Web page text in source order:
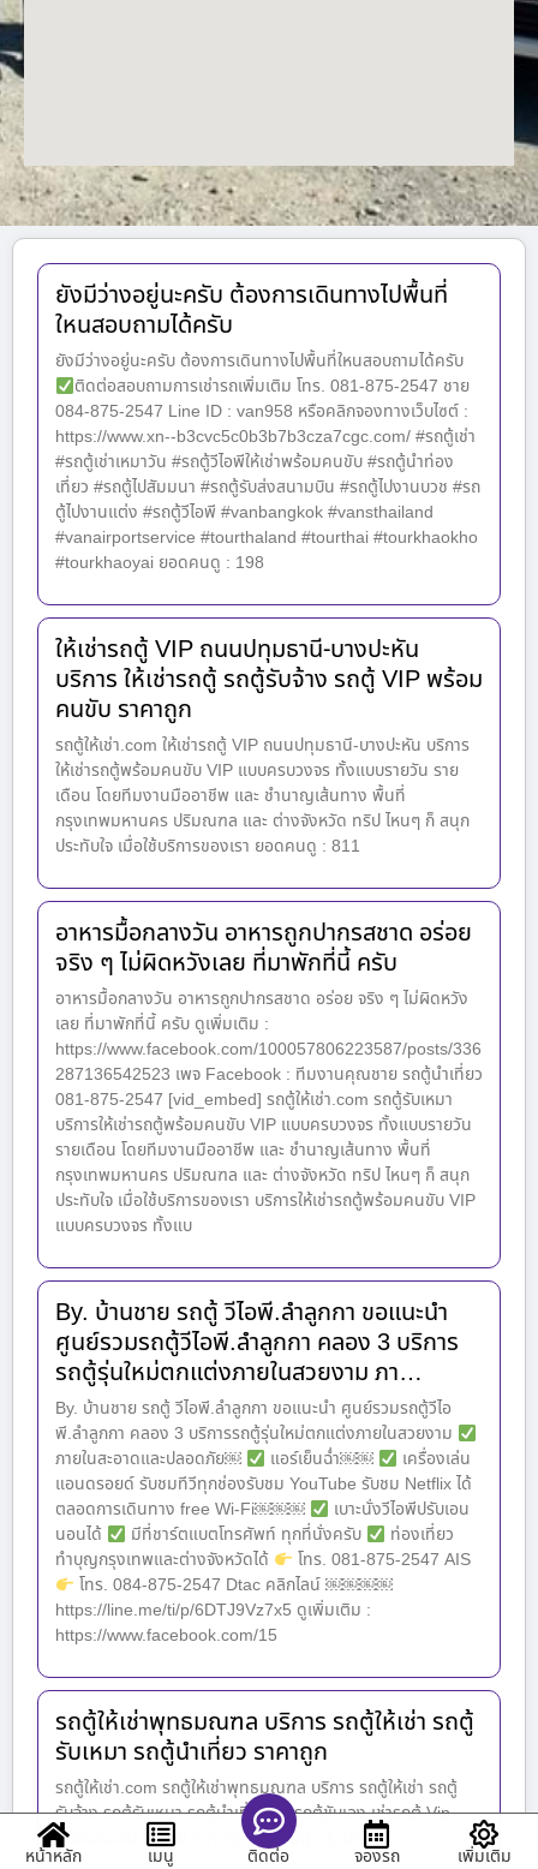
ยังมีว่างอยู่นะครับ ต้องการเดินทางไปพื้นที่
ใหนสอบถามได้ครับ
ยังมีว่างอยู่นะครับ ต้องการเดินทางไปพื้นที่ใหนสอบถามได้ครับ
ติดต่อสอบถามการเช่ารถเพิ่มเติม โทร. 081-875-2547 ชาย
084-875-2547 Line ID : van958 หรือคลิกจองทางเว็บไซต์ :
https://www.xn--b3cvc5c0b3b7b3cza7cgc.com/ #รถตู้เช่า
#รถตู้เช่าเหมาวัน #รถตู้วีไอพีให้เช่าพร้อมคนขับ #รถตู้นำท่อง
เที่ยว #รถตู้ไปสัมมนา #รถตู้รับส่งสนามบิน #รถตู้ไปงานบวช #รถ
ตู้ไปงานแต่ง #รถตู้วีไอพี #vanbangkok #vansthailand
#vanairportservice #tourthaland #tourthai #tourkhaokho
#tourkhaoyai ยอดคนดู : 198
ให้เช่ารถตู้ VIP ถนนปทุมธานี-บางปะหัน
บริการ ให้เช่ารถตู้ รถตู้รับจ้าง รถตู้ VIP พร้อม
คนขับ ราคาถูก
รถตู้ให้เช่า.com ให้เช่ารถตู้ VIP ถนนปทุมธานี-บางปะหัน บริการ
ให้เช่ารถตู้พร้อมคนขับ VIP แบบครบวงจร ทั้งแบบรายวัน ราย
เดือน โดยทีมงานมืออาชีพ และ ชำนาญเส้นทาง พื้นที่
กรุงเทพมหานคร ปริมณฑล และ ต่างจังหวัด ทริป ไหนๆ ก็ สนุก
ประทับใจ เมื่อใช้บริการของเรา ยอดคนดู : 811
อาหารมื้อกลางวัน อาหารถูกปากรสชาด อร่อย
จริง ๆ ไม่ผิดหวังเลย ที่มาพักที่นี้ ครับ
อาหารมื้อกลางวัน อาหารถูกปากรสชาด อร่อย จริง ๆ ไม่ผิดหวัง
เลย ที่มาพักที่นี้ ครับ ดูเพิ่มเติม :
https://www.facebook.com/100057806223587/posts/336
287136542523 เพจ Facebook : ทีมงานคุณชาย รถตู้นำเที่ยว
081-875-2547 [vid_embed] รถตู้ให้เช่า.com รถตู้รับเหมา
บริการให้เช่ารถตู้พร้อมคนขับ VIP แบบครบวงจร ทั้งแบบรายวัน
รายเดือน โดยทีมงานมืออาชีพ และ ชำนาญเส้นทาง พื้นที่
กรุงเทพมหานคร ปริมณฑล และ ต่างจังหวัด ทริป ไหนๆ ก็ สนุก
ประทับใจ เมื่อใช้บริการของเรา บริการให้เช่ารถตู้พร้อมคนขับ VIP
แบบครบวงจร ทั้งแบ
By. บ้านชาย รถตู้ วีไอพี.ลำลูกกา ขอแนะนำ
ศูนย์รวมรถตู้วีไอพี.ลำลูกกา คลอง 3 บริการ
รถตู้รุ่นใหม่ตกแต่งภายในสวยงาม ภา…
By. บ้านชาย รถตู้ วีไอพี.ลำลูกกา ขอแนะนำ ศูนย์รวมรถตู้วีไอ
พี.ลำลูกกา คลอง 3 บริการรถตู้รุ่นใหม่ตกแต่งภายในสวยงาม
ภายในสะอาดและปลอดภัย￼
แอร์เย็นฉ่ำ￼￼
เครื่องเล่น
แอนดรอยด์ รับชมทีวีทุกช่องรับชม YouTube รับชม Netflix ได้
ตลอดการเดินทาง free Wi-Fi￼￼￼
เบาะนั่งวีไอพีปรับเอน
นอนได้
มีที่ชาร์ตแบตโทรศัพท์ ทุกที่นั่งครับ
ท่องเที่ยว
ทำบุญกรุงเทพและต่างจังหวัดได้
โทร. 081-875-2547 AIS
โทร. 084-875-2547 Dtac คลิกไลน์ ￼￼￼￼
https://line.me/ti/p/6DTJ9Vz7x5 ดูเพิ่มเติม :
https://www.facebook.com/15
รถตู้ให้เช่าพุทธมณฑล บริการ รถตู้ให้เช่า รถตู้
รับเหมา รถตู้นำเที่ยว ราคาถูก
รถตู้ให้เช่า.com รถตู้ให้เช่าพุทธมณฑล บริการ รถตู้ให้เช่า รถตู้
รับจ้าง รถตู้รับเหมา รถตู้นำเที่ยว เช่ารถตู้ขับเอง เช่ารถตู้ Vip
พร้อมคนขับ ทั่วไทย ราคาถูก ยอดคนดู : 1,108
หน้าหลัก เมนู ติดต่อ จองรถ เพิ่มเติม